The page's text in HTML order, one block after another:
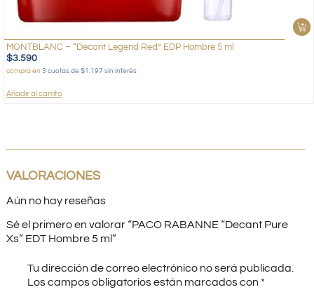
MONTBLANC – “Decant Legend Red” EDP Hombre 5 ml
$3.590
compra en 3 cuotas de $1.197 sin interés
Añadir al carrito
VALORACIONES
Aún no hay reseñas
Sé el primero en valorar “PACO RABANNE “Decant Pure
Xs” EDT Hombre 5 ml”
Tu dirección de correo electrónico no será publicada.
Los campos obligatorios están marcados con *